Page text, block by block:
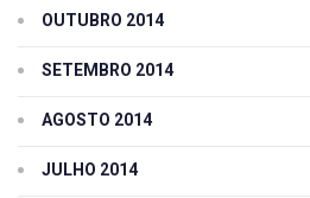
OUTUBRO 2014
SETEMBRO 2014
AGOSTO 2014
JULHO 2014